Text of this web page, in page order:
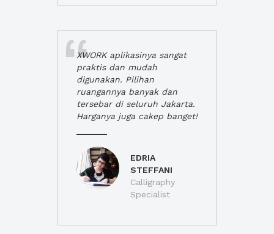
XWORK aplikasinya sangat
praktis dan mudah
digunakan. Pilihan
ruangannya banyak dan
tersebar di seluruh Jakarta.
Harganya juga cakep banget!
EDRIA
STEFFANI
Calligraphy
Specialist